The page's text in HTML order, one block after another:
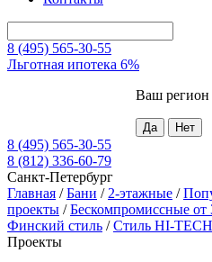
8 (495) 565-30-55
Льготная ипотека 6%
Ваш регион
8 (495) 565-30-55
8 (812) 336-60-79
Санкт-Петербург
Главная /Бани / 2-этажные /
проекты /Бескомпромиссные от
Финский стиль /Стиль HI-TECH
Проекты